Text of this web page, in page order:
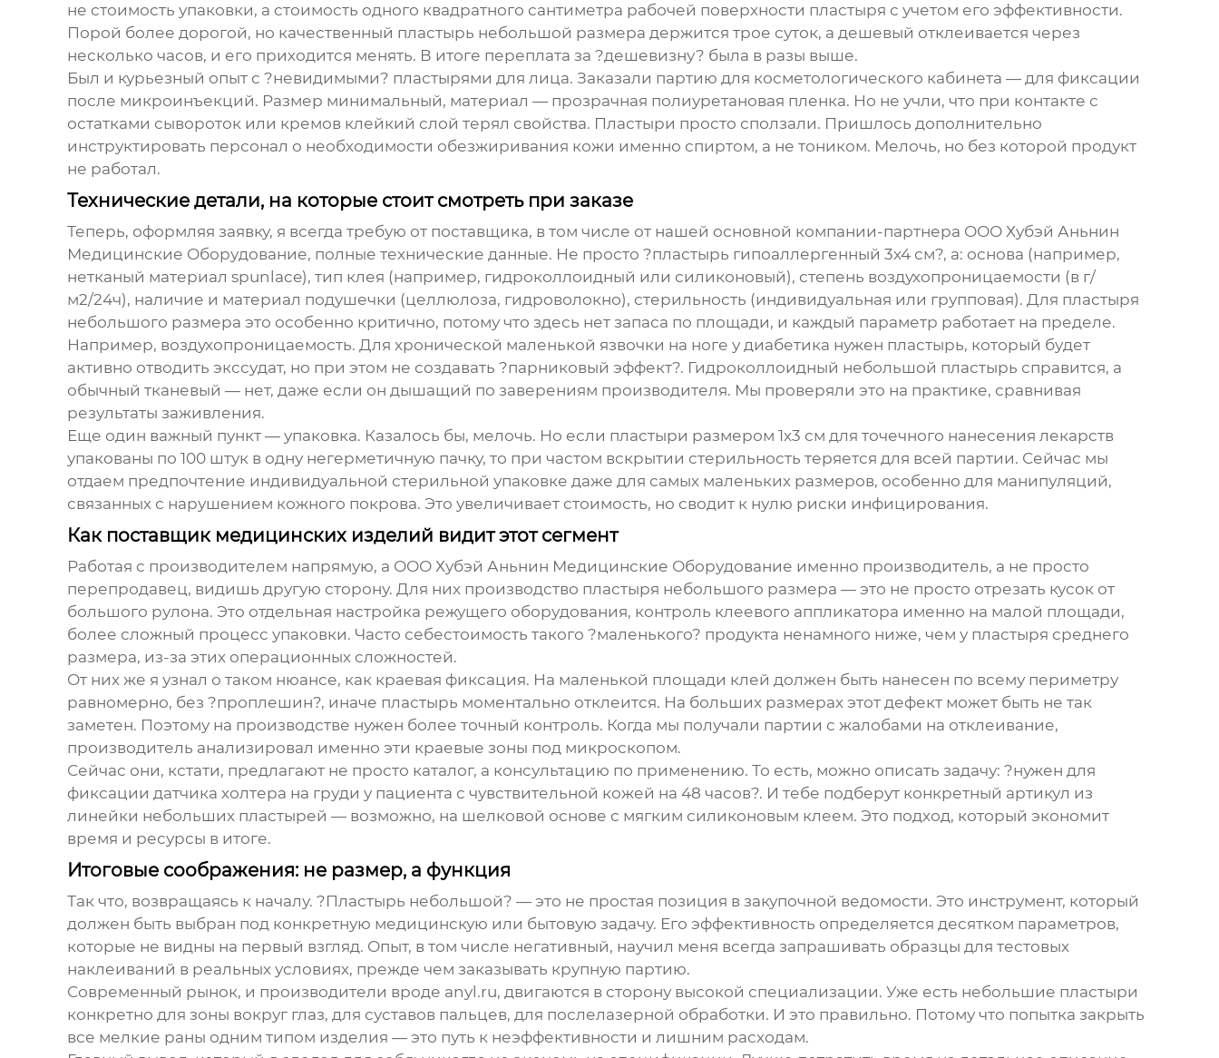
не стоимость упаковки, а стоимость одного квадратного сантиметра рабочей поверхности пластыря с учетом его эффективности.
Порой более дорогой, но качественный пластырь небольшой размера держится трое суток, а дешевый отклеивается через
несколько часов, и его приходится менять. В итоге переплата за ?дешевизну? была в разы выше.
Был и курьезный опыт с ?невидимыми? пластырями для лица. Заказали партию для косметологического кабинета — для фиксации
после микроинъекций. Размер минимальный, материал — прозрачная полиуретановая пленка. Но не учли, что при контакте с
остатками сывороток или кремов клейкий слой терял свойства. Пластыри просто сползали. Пришлось дополнительно
инструктировать персонал о необходимости обезжиривания кожи именно спиртом, а не тоником. Мелочь, но без которой продукт
не работал.
Технические детали, на которые стоит смотреть при заказе
Теперь, оформляя заявку, я всегда требую от поставщика, в том числе от нашей основной компании-партнера ООО Хубэй Аньнин
Медицинские Оборудование, полные технические данные. Не просто ?пластырь гипоаллергенный 3х4 см?, а: основа (например,
нетканый материал spunlace), тип клея (например, гидроколлоидный или силиконовый), степень воздухопроницаемости (в г/
м2/24ч), наличие и материал подушечки (целлюлоза, гидроволокно), стерильность (индивидуальная или групповая). Для пластыря
небольшого размера это особенно критично, потому что здесь нет запаса по площади, и каждый параметр работает на пределе.
Например, воздухопроницаемость. Для хронической маленькой язвочки на ноге у диабетика нужен пластырь, который будет
активно отводить экссудат, но при этом не создавать ?парниковый эффект?. Гидроколлоидный небольшой пластырь справится, а
обычный тканевый — нет, даже если он дышащий по заверениям производителя. Мы проверяли это на практике, сравнивая
результаты заживления.
Еще один важный пункт — упаковка. Казалось бы, мелочь. Но если пластыри размером 1х3 см для точечного нанесения лекарств
упакованы по 100 штук в одну негерметичную пачку, то при частом вскрытии стерильность теряется для всей партии. Сейчас мы
отдаем предпочтение индивидуальной стерильной упаковке даже для самых маленьких размеров, особенно для манипуляций,
связанных с нарушением кожного покрова. Это увеличивает стоимость, но сводит к нулю риски инфицирования.
Как поставщик медицинских изделий видит этот сегмент
Работая с производителем напрямую, а ООО Хубэй Аньнин Медицинские Оборудование именно производитель, а не просто
перепродавец, видишь другую сторону. Для них производство пластыря небольшого размера — это не просто отрезать кусок от
большого рулона. Это отдельная настройка режущего оборудования, контроль клеевого аппликатора именно на малой площади,
более сложный процесс упаковки. Часто себестоимость такого ?маленького? продукта ненамного ниже, чем у пластыря среднего
размера, из-за этих операционных сложностей.
От них же я узнал о таком нюансе, как краевая фиксация. На маленькой площади клей должен быть нанесен по всему периметру
равномерно, без ?проплешин?, иначе пластырь моментально отклеится. На больших размерах этот дефект может быть не так
заметен. Поэтому на производстве нужен более точный контроль. Когда мы получали партии с жалобами на отклеивание,
производитель анализировал именно эти краевые зоны под микроскопом.
Сейчас они, кстати, предлагают не просто каталог, а консультацию по применению. То есть, можно описать задачу: ?нужен для
фиксации датчика холтера на груди у пациента с чувствительной кожей на 48 часов?. И тебе подберут конкретный артикул из
линейки небольших пластырей — возможно, на шелковой основе с мягким силиконовым клеем. Это подход, который экономит
время и ресурсы в итоге.
Итоговые соображения: не размер, а функция
Так что, возвращаясь к началу. ?Пластырь небольшой? — это не простая позиция в закупочной ведомости. Это инструмент, который
должен быть выбран под конкретную медицинскую или бытовую задачу. Его эффективность определяется десятком параметров,
которые не видны на первый взгляд. Опыт, в том числе негативный, научил меня всегда запрашивать образцы для тестовых
наклеиваний в реальных условиях, прежде чем заказывать крупную партию.
Современный рынок, и производители вроде anyl.ru, двигаются в сторону высокой специализации. Уже есть небольшие пластыри
конкретно для зоны вокруг глаз, для суставов пальцев, для послелазерной обработки. И это правильно. Потому что попытка закрыть
все мелкие раны одним типом изделия — это путь к неэффективности и лишним расходам.